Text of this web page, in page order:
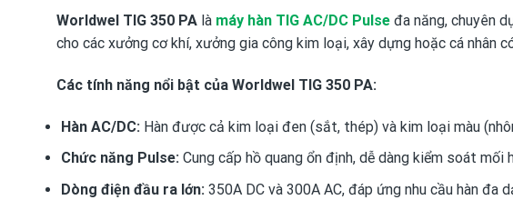
Worldwel TIG 350 PA là máy hàn TIG AC/DC Pulse đa năng, chuyên
cho các xưởng cơ khí, xưởng gia công kim loại, xây dựng hoặc cá nhân
Các tính năng nổi bật của Worldwel TIG 350 PA:
Hàn AC/DC:Hàn được cả kim loại đen (sắt, thép) và kim loại màu
Chức năng Pulse:Cung cấp hồ quang ổn định, dễ dàng kiểm soát mối
Dòng điện đầu ra lớn:350A DC và 300A AC, đáp ứng nhu cầu hàn đa